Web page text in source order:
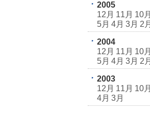
2005
12月 11月 10月
5月 4月 3月 2月
2004
12月 11月 10月
5月 4月 3月 2月
2003
12月 11月 10月
4月 3月